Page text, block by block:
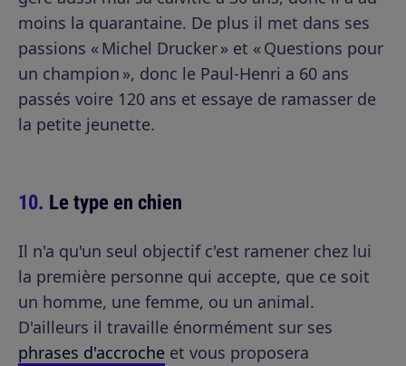
moins la quarantaine. De plus il met dans ses
passions « Michel Drucker » et « Questions pour
un champion », donc le Paul-Henri a 60 ans
passés voire 120 ans et essaye de ramasser de
la petite jeunette.
Le type en chien
Il n'a qu'un seul objectif c'est ramener chez lui
la première personne qui accepte, que ce soit
un homme, une femme, ou un animal.
D'ailleurs il travaille énormément sur ses
phrases d'accroche et vous proposera